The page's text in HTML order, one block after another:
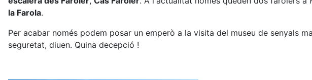
la Farola.
Per acabar només podem posar un emperò a la visita del museu de senyals
seguretat, diuen. Quina decepció !